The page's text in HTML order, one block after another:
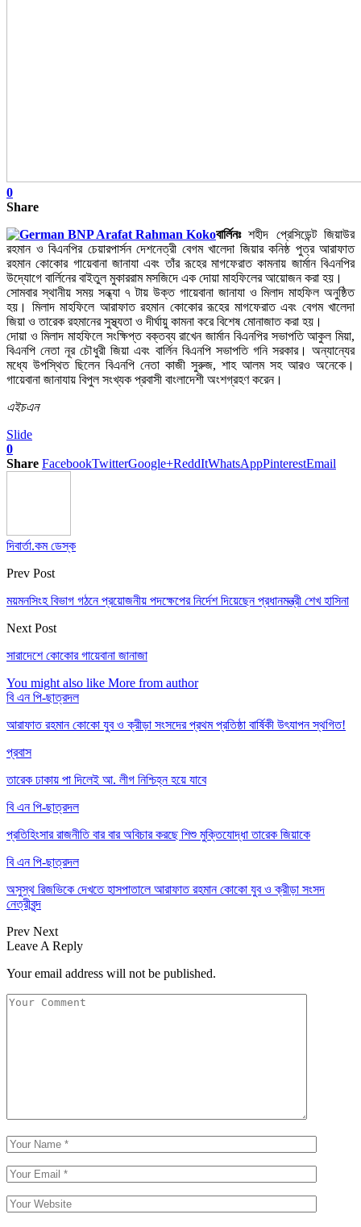
0
Share
বার্লিনঃশহীদ প্রেসিডেন্ট জিয়াউর
রহমান ও বিএনপির চেয়ারপার্সন দেশনেত্রী বেগম খালেদা জিয়ার কনিষ্ঠ পুত্র আরাফাত
রহমান কোকোর গায়েবানা জানাযা এবং তাঁর রূহের মাগফেরাত কামনায় জার্মান বিএনপির
উদ্যোগে বার্লিনের বাইতুল মুকাররাম মসজিদে এক দোয়া মাহফিলের আয়োজন করা হয়।
সোমবার স্থানীয় সময় সন্ধ্যা ৭ টায় উক্ত গায়েবানা জানাযা ও মিলাদ মাহফিল অনুষ্ঠিত
হয়। মিলাদ মাহফিলে আরাফাত রহমান কোকোর রূহের মাগফেরাত এবং বেগম খালেদা
জিয়া ও তারেক রহমানের সুস্থ্যতা ও দীর্ঘায়ু কামনা করে বিশেষ মোনাজাত করা হয়।
দোয়া ও মিলাদ মাহফিলে সংক্ষিপ্ত বক্তব্য রাখেন জার্মান বিএনপির সভাপতি আকুল মিয়া,
বিএনপি নেতা নূর চৌধুরী জিয়া এবং বার্লিন বিএনপি সভাপতি গনি সরকার। অন্যান্যের
মধ্যে উপস্থিত ছিলেন বিএনপি নেতা কাজী সুরুজ, শাহ আলম সহ আরও অনেকে।
গায়েবানা জানাযায় বিপুল সংখ্যক প্রবাসী বাংলাদেশী অংশগ্রহণ করেন।
এইচএন
Slide
0
Share FacebookTwitterGoogle+ReddItWhatsAppPinterestEmail
দিবার্তা.কম ডেস্ক
Prev Post
ময়মনসিংহ বিভাগ গঠনে প্রয়োজনীয় পদক্ষেপের নির্দেশ দিয়েছেন প্রধানমন্ত্রী শেখ হাসিনা
Next Post
সারাদেশে কোকোর গায়েবানা জানাজা
You might also like More from author
বি এন পি-ছাত্রদল
আরাফাত রহমান কোকো যুব ও ক্রীড়া সংসদের প্রথম প্রতিষ্ঠা বার্ষিকী উৎযাপন স্থগিত!
প্রবাস
তারেক ঢাকায় পা দিলেই আ. লীগ নিশ্চিহ্ন হয়ে যাবে
বি এন পি-ছাত্রদল
প্রতিহিংসার রাজনীতি বার বার অবিচার করছে শিশু মুক্তিযোদ্ধা তারেক জিয়াকে
বি এন পি-ছাত্রদল
অসুস্থ রিজভিকে দেখতে হাসপাতালে আরাফাত রহমান কোকো যুব ও ক্রীড়া সংসদ
নেত্রীবৃন্দ
Prev Next
Leave A Reply
Your email address will not be published.